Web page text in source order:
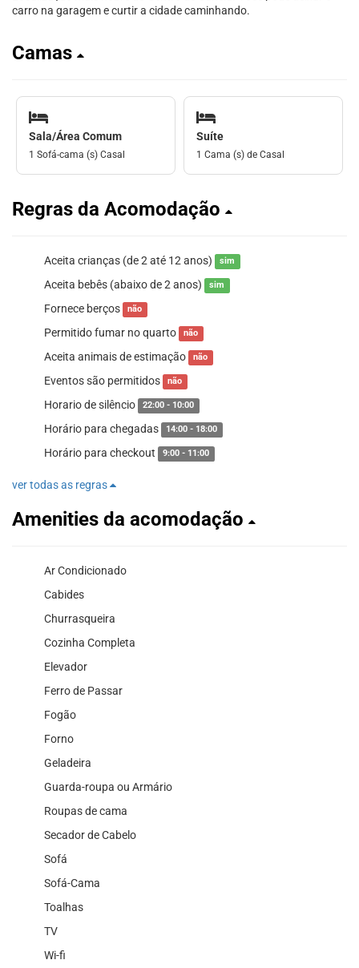
carro na garagem e curtir a cidade caminhando.
Camas
Sala/Área Comum
1 Sofá-cama (s) Casal
Suíte
1 Cama (s) de Casal
Regras da Acomodação
Aceita crianças (de 2 até 12 anos) sim
Aceita bebês (abaixo de 2 anos) sim
Fornece berços não
Permitido fumar no quarto não
Aceita animais de estimação não
Eventos são permitidos não
Horario de silêncio 22:00 - 10:00
Horário para chegadas 14:00 - 18:00
Horário para checkout 9:00 - 11:00
ver todas as regras
Amenities da acomodação
Ar Condicionado
Cabides
Churrasqueira
Cozinha Completa
Elevador
Ferro de Passar
Fogão
Forno
Geladeira
Guarda-roupa ou Armário
Roupas de cama
Secador de Cabelo
Sofá
Sofá-Cama
Toalhas
TV
Wi-fi